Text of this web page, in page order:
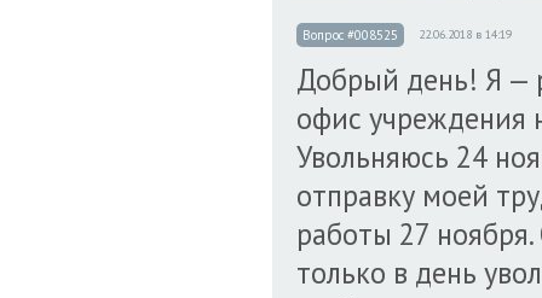
Вопрос #008525 22.06.2018 в 14:19
Добрый день! Я —
офис учреждения
Увольняюсь 24
отправку моей
работы 27
только в день